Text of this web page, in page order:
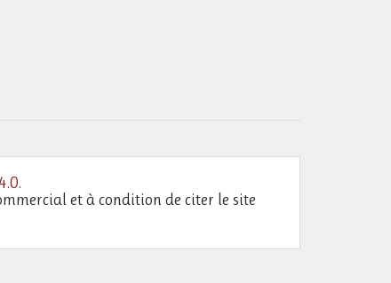
.
et à condition de citer le site